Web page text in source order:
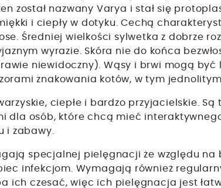
został nazwany Varya i stał się
i ciepły w dotyku. Cechą
Średniej wielkości sylwetka z dobrze
wyrazie. Skóra nie do końca
niewidoczny). Wąsy i brwi mogą być
znakowania kotów, w tym
ciepłe i bardzo przyjacielskie.
dla osób, które chcą mieć
i zabawy.
specjalnej pielęgnacji że względu
infekcjom. Wymagają również
ich czesać, więc ich pielęgnacja jest